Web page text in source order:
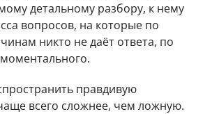
детальному разбору, к нему
вопросов, на которые по
никто не даёт ответа, по
правдивую
всего сложнее, чем ложную.